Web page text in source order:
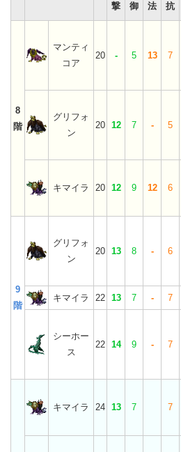
撃
御
法
抗
8
階
マンティ
コア
20 - 5 13 7
グリフォ
ン
20 12 7 - 5
キマイラ 20 12 9 12 6
9
階
グリフォ
ン
20 13 8 - 6
キマイラ 22 13 7 - 7
シーホー
ス
22 14 9 - 7
キマイラ 24 13 7 7